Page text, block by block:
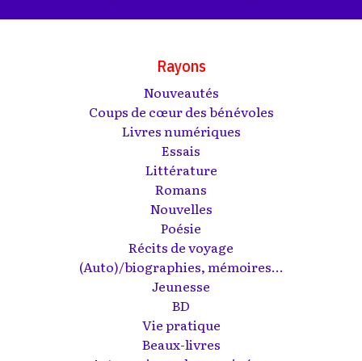
Rayons
Nouveautés
Coups de cœur des bénévoles
Livres numériques
Essais
Littérature
Romans
Nouvelles
Poésie
Récits de voyage
(Auto)/biographies, mémoires...
Jeunesse
BD
Vie pratique
Beaux-livres